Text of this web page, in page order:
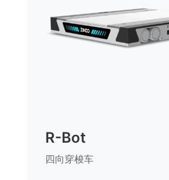
R-Bot
四向穿梭车